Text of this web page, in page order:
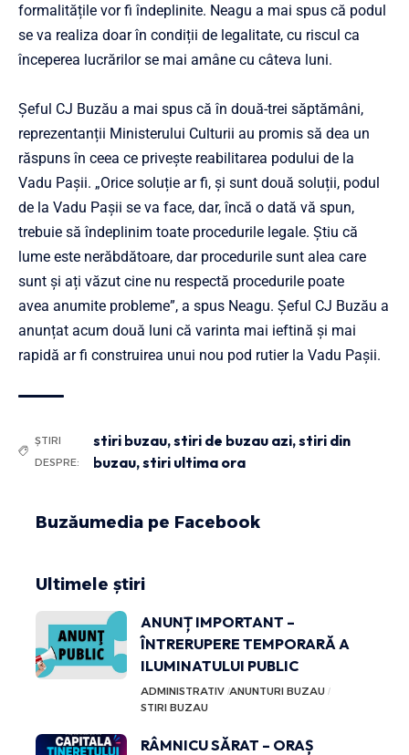
formalitățile vor fi îndeplinite. Neagu a mai spus că podul
se va realiza doar în condiții de legalitate, cu riscul ca
începerea lucrărilor se mai amâne cu câteva luni.
Șeful CJ Buzău a mai spus că în două-trei săptămâni,
reprezentanții Ministerului Culturii au promis să dea un
răspuns în ceea ce privește reabilitarea podului de la
Vadu Pașii. „Orice soluție ar fi, și sunt două soluții, podul
de la Vadu Pașii se va face, dar, încă o dată vă spun,
trebuie să îndeplinim toate procedurile legale. Știu că
lume este nerăbdătoare, dar procedurile sunt alea care
sunt și ați văzut cine nu respectă procedurile poate
avea anumite probleme”, a spus Neagu. Șeful CJ Buzău a
anunțat acum două luni că varinta mai ieftină și mai
rapidă ar fi construirea unui nou pod rutier la Vadu Pașii.
ȘTIRI
DESPRE:
stiri buzau,stiri de buzau azi,stiri din
buzau,stiri ultima ora
Buzăumedia pe Facebook
Ultimele știri
ANUNȚ IMPORTANT –
ÎNTRERUPERE TEMPORARĂ A
ILUMINATULUI PUBLIC
ADMINISTRATIV ANUNTURI BUZAU
STIRI BUZAU
RÂMNICU SĂRAT – ORAȘ